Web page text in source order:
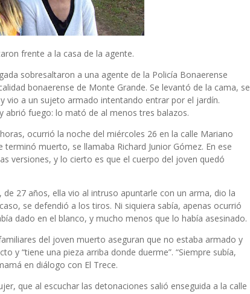
frente a la casa de la agente.
sobresaltaron a una agente de la Policía Bonaerense
bonaerense de Monte Grande. Se levantó de la cama, se
vio a un sujeto armado intentando entrar por el jardín.
abrió fuego: lo mató de al menos tres balazos.
ocurrió la noche del miércoles 26 en la calle Mariano
muerto, se llamaba Richard Junior Gómez. En ese
versiones, y lo cierto es que el cuerpo del joven quedó
27 años, ella vio al intruso apuntarle con un arma, dio la
se defendió a los tiros. Ni siquiera sabía, apenas ocurrió
dado en el blanco, y mucho menos que lo había asesinado.
del joven muerto aseguran que no estaba armado y
y “tiene una pieza arriba donde duerme”. “Siempre subía,
en diálogo con El Trece.
que al escuchar las detonaciones salió enseguida a la calle